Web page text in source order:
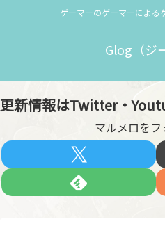
ゲーマーのゲーマーによる
Glog（ジ
更新情報はTwitter・
マルメロを